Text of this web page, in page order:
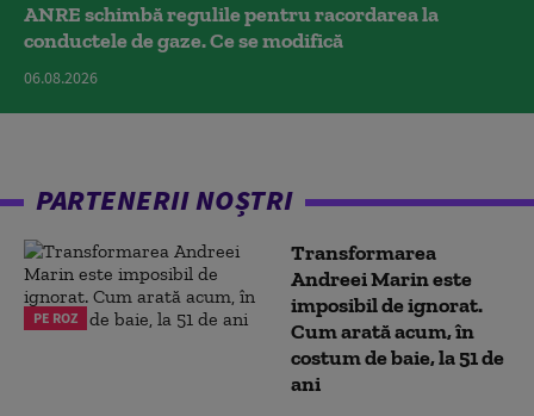
ANRE schimbă regulile pentru racordarea la
conductele de gaze. Ce se modifică
06.08.2026
PARTENERII NOȘTRI
PE ROZ
Transformarea
Andreei Marin este
imposibil de ignorat.
Cum arată acum, în
costum de baie, la 51 de
ani